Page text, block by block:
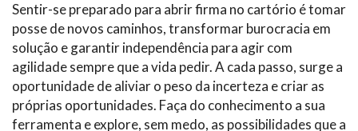
Sentir-se preparado para abrir firma no cartório é tomar
posse de novos caminhos, transformar burocracia em
solução e garantir independência para agir com
agilidade sempre que a vida pedir. A cada passo, surge a
oportunidade de aliviar o peso da incerteza e criar as
próprias oportunidades. Faça do conhecimento a sua
ferramenta e explore, sem medo, as possibilidades que a